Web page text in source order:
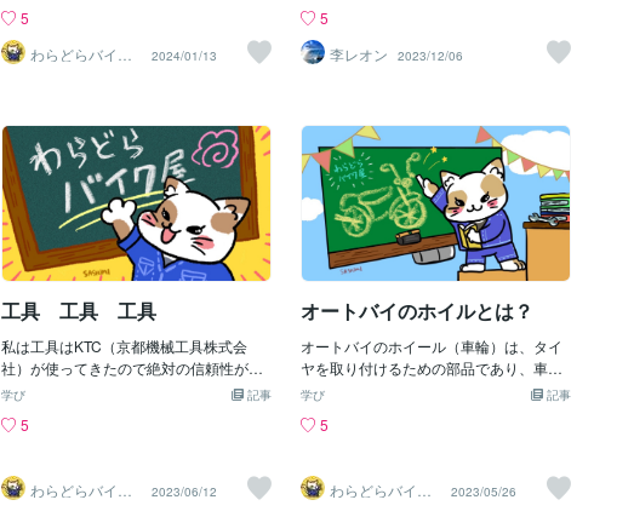
せんそうすればバイク屋のレッカー移動
＋修理で１２０分はかかるでしょう１２
０分と言えば一日のツーリングの予定が
は大変ですもう！そこから良くても家に
帰る事になるでしょうこれはまだ良い方
林道などで故障すればそれはそれは大変
ですしかし！稀ではありますが自分で直
す事が出来ればココロ強いのです。
5
わらどらバイク
屋
2024/01/13
～こういう時は、やっぱ（街の水道屋さ
ん）に電話じゃよね～？！でも、なんか
料金も高そ～じゃし。いっちょ、自分で
＾；；さて～、普通なら「ゴムパッキ
ン」交換くらいでOKだよね～♪とかる～
く考えていたボク。しかし、今の「シン
グルバー水栓」って、「カードリッジ交
換」が主流だということじゃった。「え
～っ！聞いてないよ～！」という「ダチ
ョウ倶楽部」ばりの驚きじゃった「なん
か、全部取り換え」なんて、企業側の理
屈じゃん。「ゴムパッキン」や「Ｏリン
に・・・なぜ？・・・おせ～て！＾＾；
でも、今の「水栓」って、そういう構造
なので、仕方ないぜよ。トホホ（ーー；
まあ、それでも一応「応急処置」をした
裂」がある！「だれ？こんな硬いプラ製
のカートリッジ」をいくら長く使ってい
5
李レオン
2023/12/06
工具 工具 工具
私は工具はKTC（京都機械工具株式会
社）が使ってきたので絶対の信頼性があ
るんですなぜ？工具にこだわるかはじつ
すねそれからですねですが最近の物価の
ビスマニュアル。など。。。。全部値段
が上がりました前から弊社にKTCも良い
記事
学び
5
わらどらバイク
屋
2023/06/12
オートバイのホイルとは？
オートバイのホイール（車輪）は、タイ
ヤを取り付けるための部品であり、車体
と接地して乗り物を支える役割を果たし
の2つのホイールがあります。 ホイール
ィスクと呼ばれる2つの主要な部分から構
成されます。リムはタイヤを取り付ける
記事
学び
5
わらどらバイク
屋
2023/05/26